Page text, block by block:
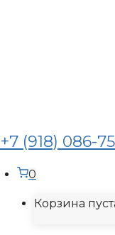
+7 (918) 086-
0
Корзина